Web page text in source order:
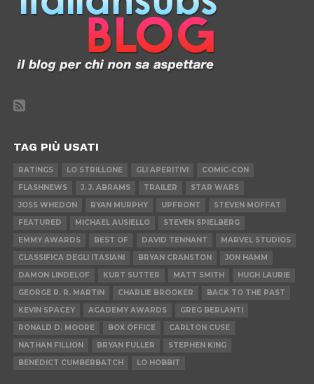
TAG PIÙ USATI
RATINGS LO STRILLONE GLI APERITIVI
COMIC-CON
FLASHNEWS
J. J. ABRAMS TRAILER
STAR WARS
JOSS WHEDON
RYAN MURPHY UPFRONT
STEVEN MOFFAT
FEATURED
MICHAEL AUSIELLO
STEVEN SPIELBERG
EMMY AWARDS
BEST OF DAVID TENNANT
MARVEL STUDIOS
CLASSIFICA DEGLI ITASIANI
BRYAN CRANSTON
JON HAMM
DAMON LINDELOF
KURT SUTTER MATT SMITH
HUGH LAURIE
GEORGE R. R. MARTIN
CHARLIE BROOKER
BACK TO THE PAST
KEVIN SPACEY
ACADEMY AWARDS
GREG BERLANTI
RONALD D. MOORE
BOX OFFICE
CARLTON CUSE
NATHAN FILLION
BRYAN FULLER
STEPHEN KING
BENEDICT CUMBERBATCH
LO HOBBIT